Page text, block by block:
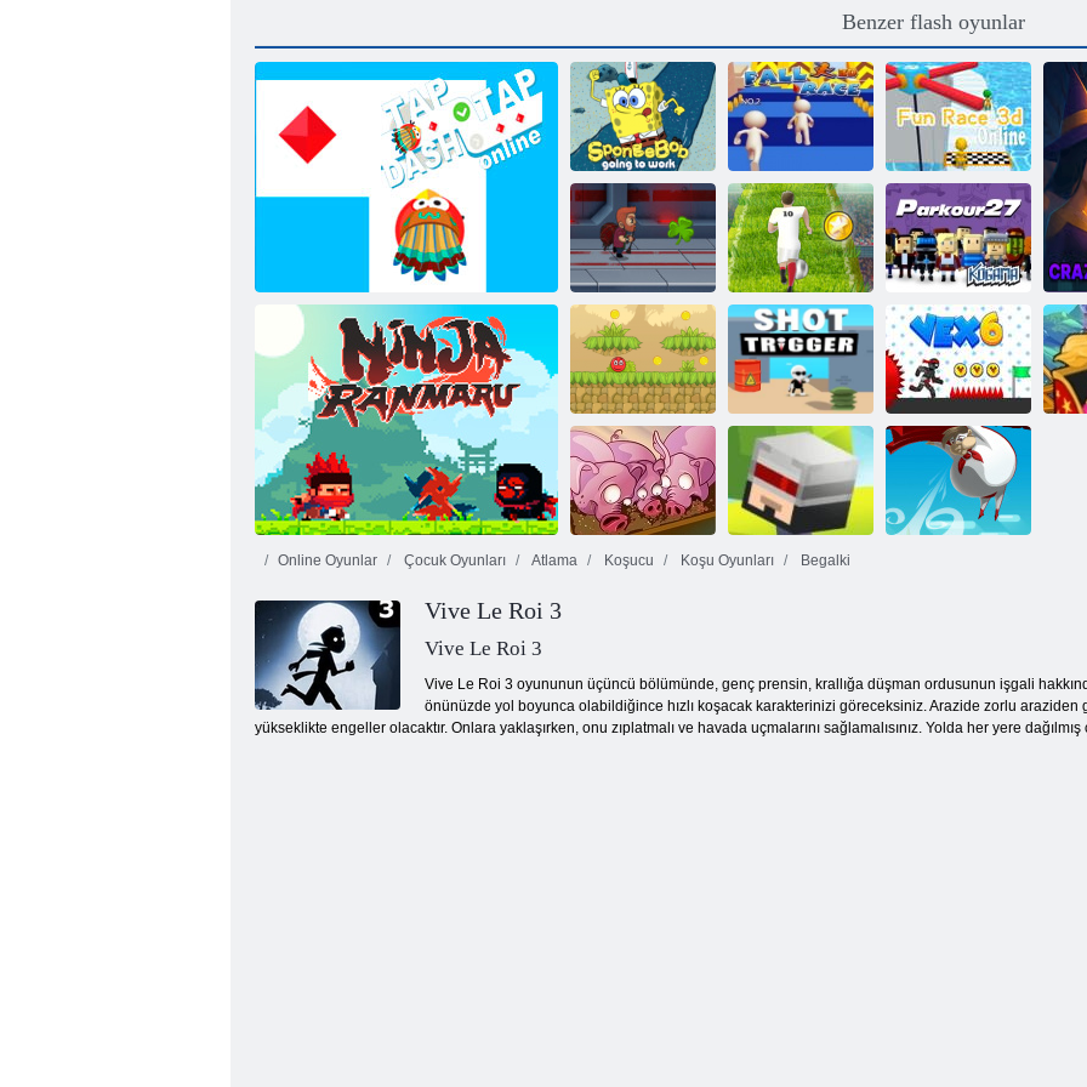
Benzer flash oyunlar
Tap Dash Online'a dokunun
Spongebob İşe
Gidecek
Sonbahar Yarışı
3D
Eğlence Yarışı
3D Çevrimiçi
Jetpack Usta
Euro Futbol
Sprint
Kogama:
Parkour 27
Kırmızı sıçrama
topu 5
Atış tetiği Vex 6
Online Oyunlar Çocuk Oyunları Atlama Koşucu Koşu Oyunları Begalki
Vive Le Roi 3
Vive Le Roi 3
Vive Le Roi 3 oyununun üçüncü bölümünde, genç prensin, krallığa düşman ordusunun işgali
önünüzde yol boyunca olabildiğince hızlı koşacak karakterinizi göreceksiniz. Arazide zorlu araziden
yükseklikte engeller olacaktır. Onlara yaklaşırken, onu zıplatmalı ve havada uçmalarını sağlamalısınız. Yolda her yere